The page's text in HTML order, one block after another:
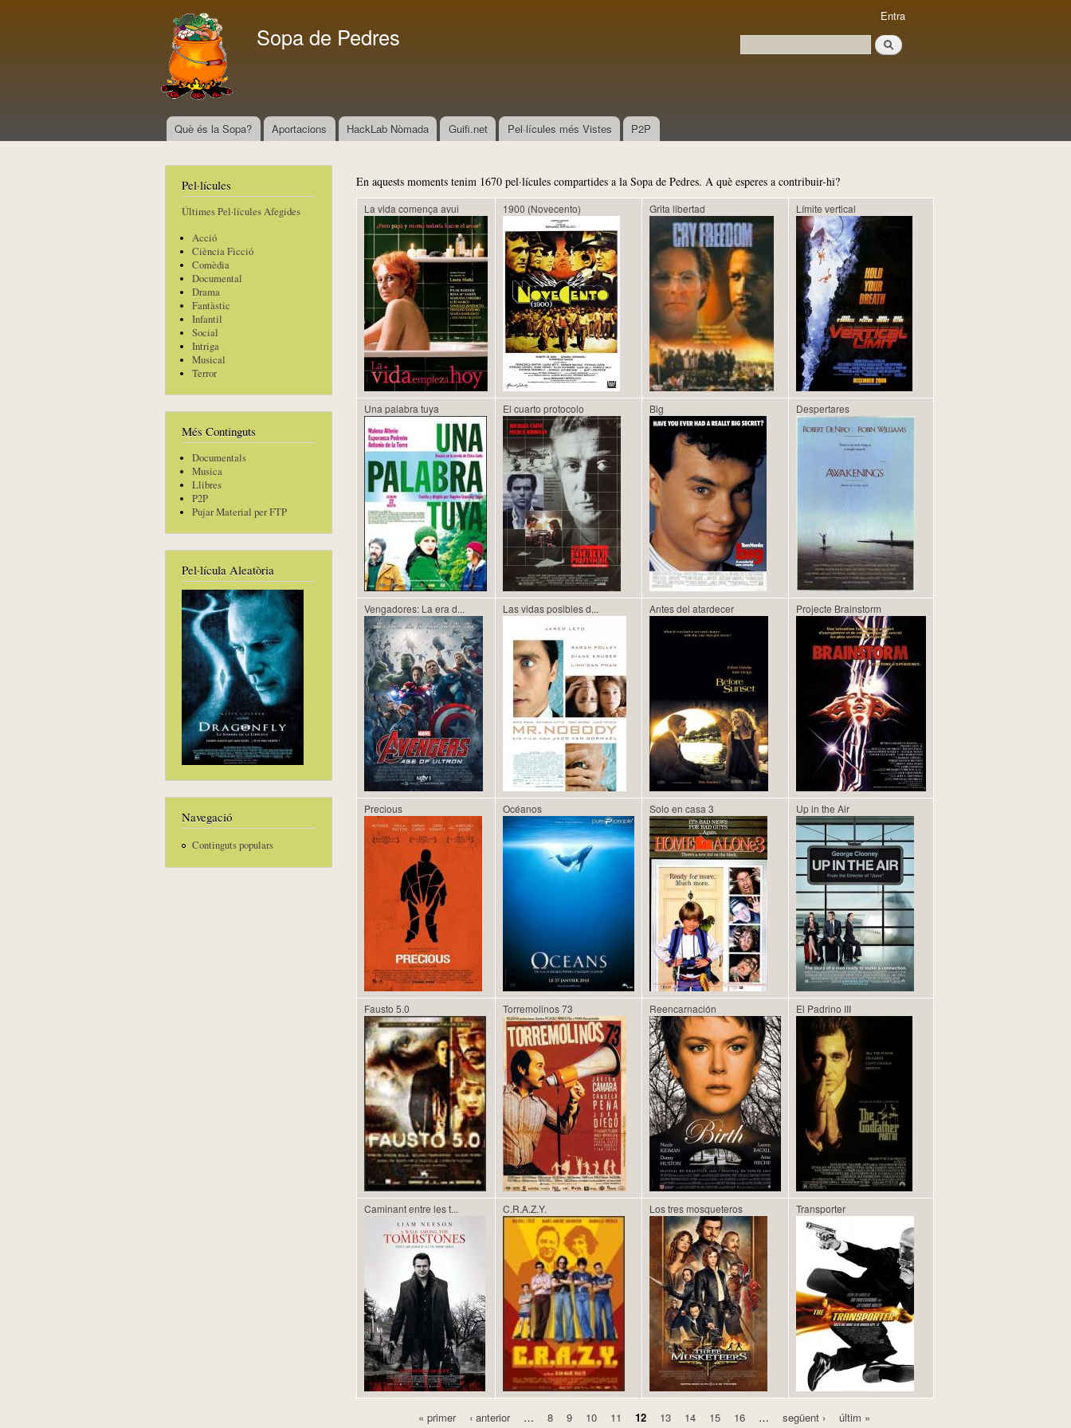
Sopa de Pedres
Formulari de cerca
Cerca
Menú principal
Què és la Sopa? Aportacions HackLab Nòmada Guifi.net Pel·lícules més Vistes P2P
Entra
Pel·lícules
Últimes Pel·lícules Afegides
Acció
Ciència Ficció
Comèdia
Documental
Drama
Fantàstic
Infantil
Social
Intriga
Musical
Terror
Més Continguts
Documentals
Musica
Llibres
P2P
Pujar Material per FTP
Pel·lícula Aleatòria
Navegació
Continguts populars
En aquests moments tenim 1670 pel·lícules compartides a la Sopa de Pedres. A què esperes a contribuir-hi?
La vida comença avui 1900 (Novecento) Grita libertad Límite vertical
Una palabra tuya El cuarto protocolo Big Despertares
Vengadores: La era d... Las vidas posibles d... Antes del atardecer Projecte Brainstorm
Precious Océanos Solo en casa 3 Up in the Air
Fausto 5.0 Torremolinos 73 Reencarnación El Padrino III
Caminant entre les t... C.R.A.Z.Y. Los tres mosqueteros Transporter
« primer ‹ anterior … 8 9 10 11 12 13 14 15 16 … següent › últim »